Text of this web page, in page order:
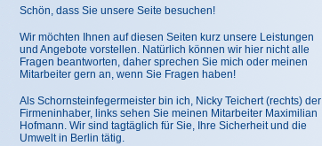
Schön, dass Sie unsere Seite besuchen!
Wir möchten Ihnen auf diesen Seiten kurz unsere Leistungen
und Angebote vorstellen. Natürlich können wir hier nicht alle
Fragen beantworten, daher sprechen Sie mich oder meinen
Mitarbeiter gern an, wenn Sie Fragen haben!
Als Schornsteinfegermeister bin ich, Nicky Teichert (rechts) der
Firmeninhaber, links sehen Sie meinen Mitarbeiter Maximilian
Hofmann. Wir sind tagtäglich für Sie, Ihre Sicherheit und die
Umwelt in Berlin tätig.